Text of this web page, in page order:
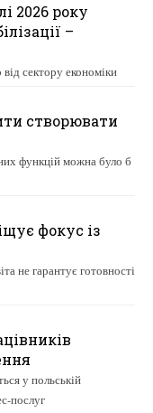
2026 року
–
сектору економіки
створювати
функцій можна було б
фокус із
не гарантує готовності
у польській
послуг